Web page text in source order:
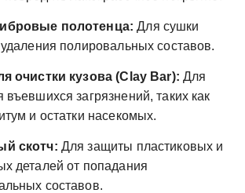
полотенца: Для сушки
удаления полировальных составов.
очистки кузова (Clay Bar): Для
въевшихся загрязнений, таких как
и остатки насекомых.
скотч: Для защиты пластиковых и
деталей от попадания
составов.